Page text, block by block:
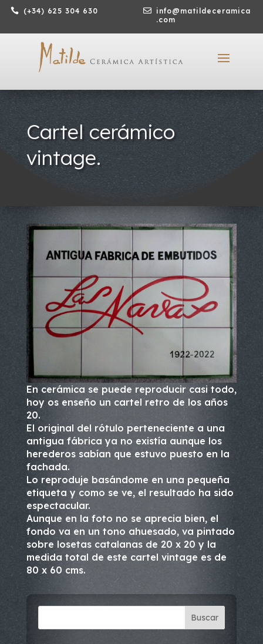
 (+34) 625 304 630 
info@matildeceramica
.com
Cartel cerámico
vintage.
En cerámica se puede reproducir casi todo,
hoy os enseño un cartel retro de los años
20.
El original del rótulo perteneciente a una
antigua fábrica ya no existía aunque los
herederos sabían que estuvo puesto en la
fachada.
Lo reproduje basándome en una pequeña
etiqueta y como se ve, el resultado ha sido
espectacular.
Aunque en la foto no se aprecia bien, el
fondo va en un tono ahuesado, va pintado
sobre losetas catalanas de 20 x 20 y la
medida total de este cartel vintage es de
80 x 60 cms.
Buscar